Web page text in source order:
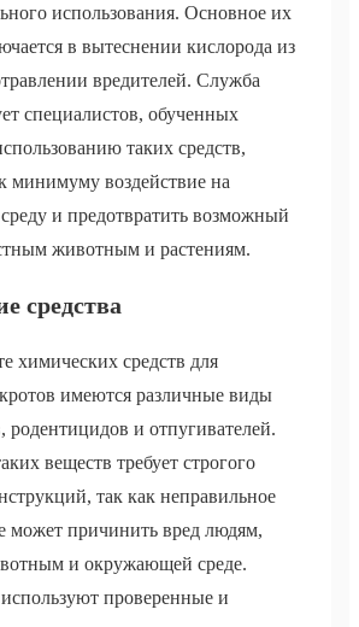
использования. Основное их
в вытеснении кислорода из
вредителей. Служба
специалистов, обученных
таких средств,
минимуму воздействие на
и предотвратить возможный
животным и растениям.
средства
химических средств для
имеются различные виды
родентицидов и отпугивателей.
веществ требует строгого
так как неправильное
может причинить вред людям,
и окружающей среде.
проверенные и